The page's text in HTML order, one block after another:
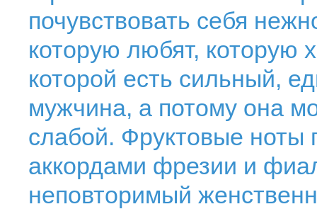
почувствовать себя
которую любят, которую
которой есть сильный,
мужчина, а потому она
слабой. Фруктовые ноты
аккордами фрезии и
неповторимый